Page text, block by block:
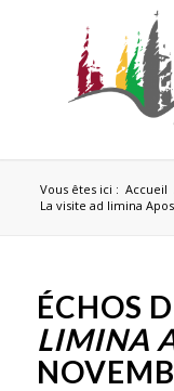
Vous êtes ici : Accueil
La visite ad limina
ÉCHOS
LIMINA